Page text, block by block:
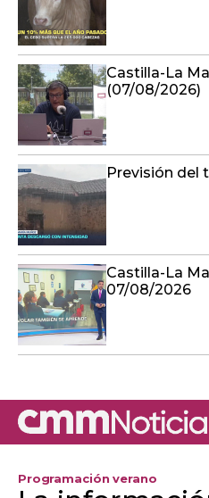
Castilla-La
(07/08/2026)
Previsión del
Castilla-La
07/08/2026
Programación verano